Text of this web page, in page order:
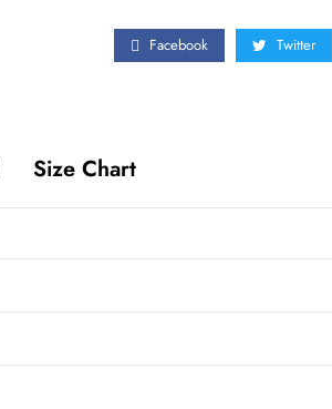
Facebook Twitter
Size Chart